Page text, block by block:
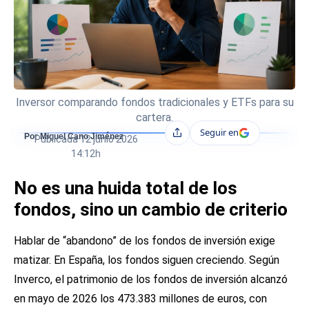
Inversor comparando fondos tradicionales y ETFs para su
cartera.
Por Miguel Cano Jiménez
Publicada12 junio 2026
14:12h
CompartirSeguir en
No es una huida total de los
fondos, sino un cambio de criterio
Hablar de “abandono” de los fondos de inversión exige
matizar. En España, los fondos siguen creciendo. Según
Inverco, el patrimonio de los fondos de inversión alcanzó
en mayo de 2026 los 473.383 millones de euros, con